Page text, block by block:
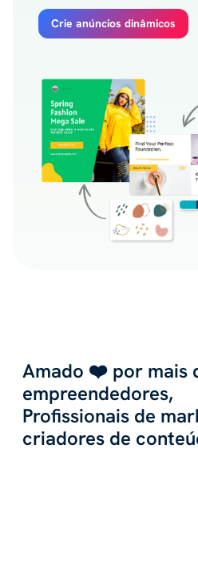
Crie anúncios dinâmicos
Amado ❤️ por mais
empreendedores,
Profissionais de
criadores de